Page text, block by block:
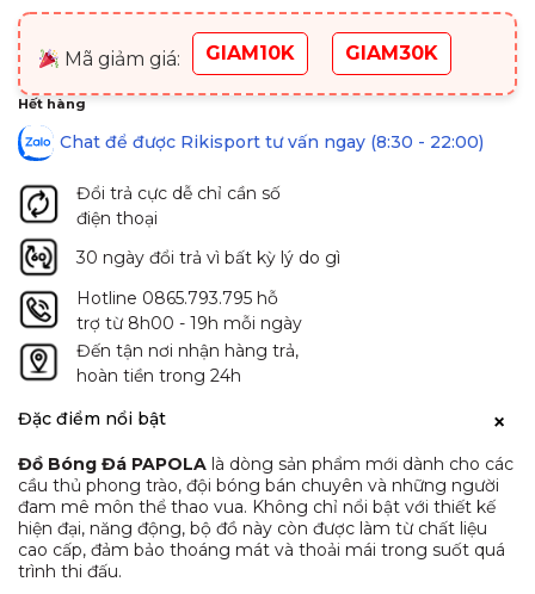
Mã giảm giá: GIAM10K GIAM30K
Hết hàng
Chat để được Rikisport tư vấn ngay (8:30 - 22:00)
Đổi trả cực dễ chỉ cần số
điện thoại
30 ngày đổi trả vì bất kỳ lý do gì
Hotline 0865.793.795 hỗ
trợ từ 8h00 - 19h mỗi ngày
Đến tận nơi nhận hàng trả,
hoàn tiền trong 24h
Đặc điểm nổi bật
Đồ Bóng Đá PAPOLA là dòng sản phẩm mới dành cho các
cầu thủ phong trào, đội bóng bán chuyên và những người
đam mê môn thể thao vua. Không chỉ nổi bật với thiết kế
hiện đại, năng động, bộ đồ này còn được làm từ chất liệu
cao cấp, đảm bảo thoáng mát và thoải mái trong suốt quá
trình thi đấu.